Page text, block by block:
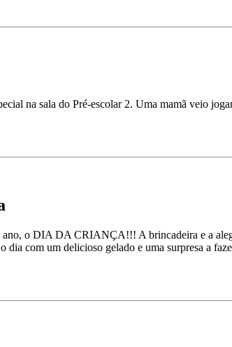
na sala do Pré-escolar 2. Uma mamã veio
ano, o DIA DA CRIANÇA!!! A brincadeira e a
com um delicioso gelado e uma surpresa a